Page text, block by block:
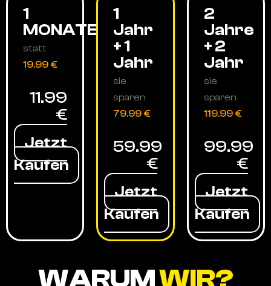
1
MONATE
statt
19.99 €
11.99
€
Jetzt
Kaufen
1
Jahr
+ 1
Jahr
sie
sparen
79.99 €
59.99
€
Jetzt
Kaufen
2
Jahre
+ 2
Jahr
sie
sparen
119.99 €
99.99
€
Jetzt
Kaufen
WARUMWIR?